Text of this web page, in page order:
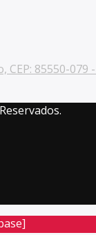
85550-079